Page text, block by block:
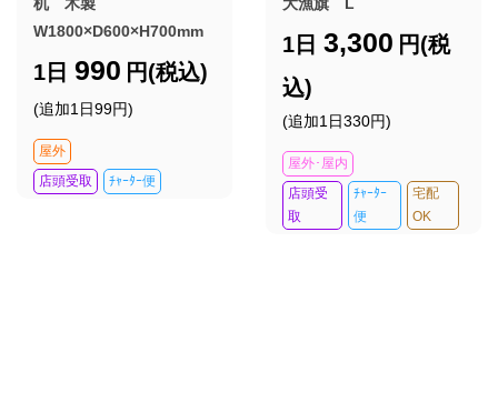
W1800×D600×H700mm
1日 990 円(税込)
(追加1日99円)
屋外
店頭受取
ﾁｬｰﾀｰ便
1日 3,300 円(税
込)
(追加1日330円)
屋外･屋内
店頭受
取
ﾁｬｰﾀｰ
便
宅配
OK